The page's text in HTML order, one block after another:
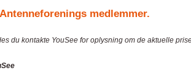
medlemmer.
du kontakte YouSee for oplysning om de aktuelle